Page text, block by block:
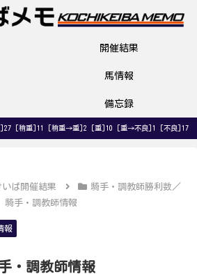
開催結果
馬情報
備忘録
]27 [稍重]11 [稍重→重]2 [重]10 [重→不良]1 [不良]17
いば開催結果
騎手・調教師勝利数／
手・調教師情報
報
・調教師情報